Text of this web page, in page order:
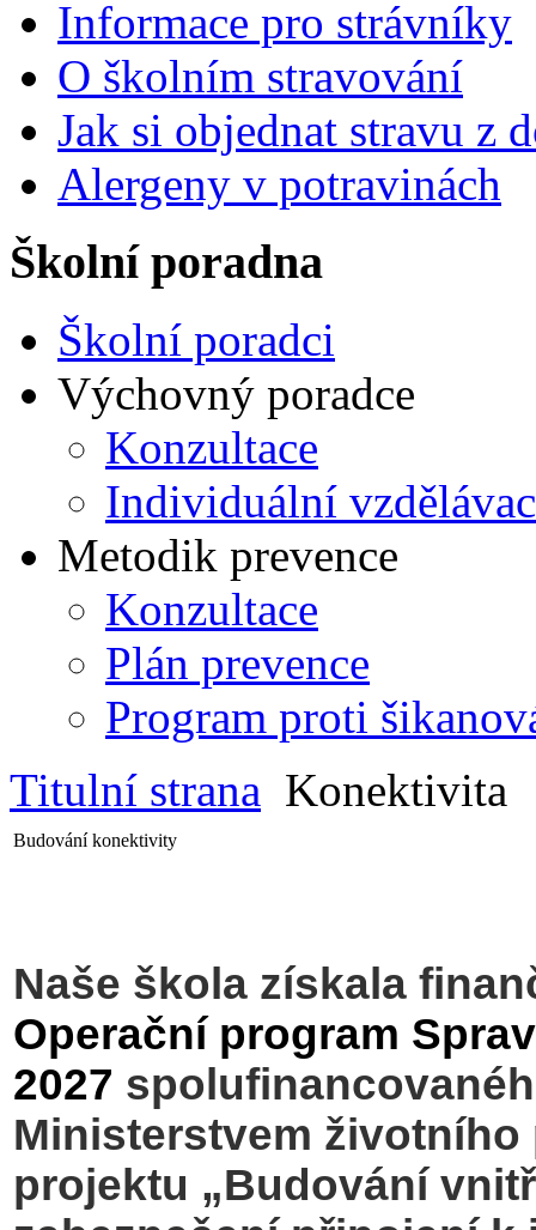
Informace pro strávníky
O školním stravování
Jak si objednat stravu z
Alergeny v potravinách
Školní poradna
Školní poradci
Výchovný poradce
Konzultace
Individuální
Metodik prevence
Konzultace
Plán prevence
Program proti
Titulní strana Konektivita
Budování konektivity
Naše škola získala
Operační program
2027
Ministerstvem
projektu „Budování